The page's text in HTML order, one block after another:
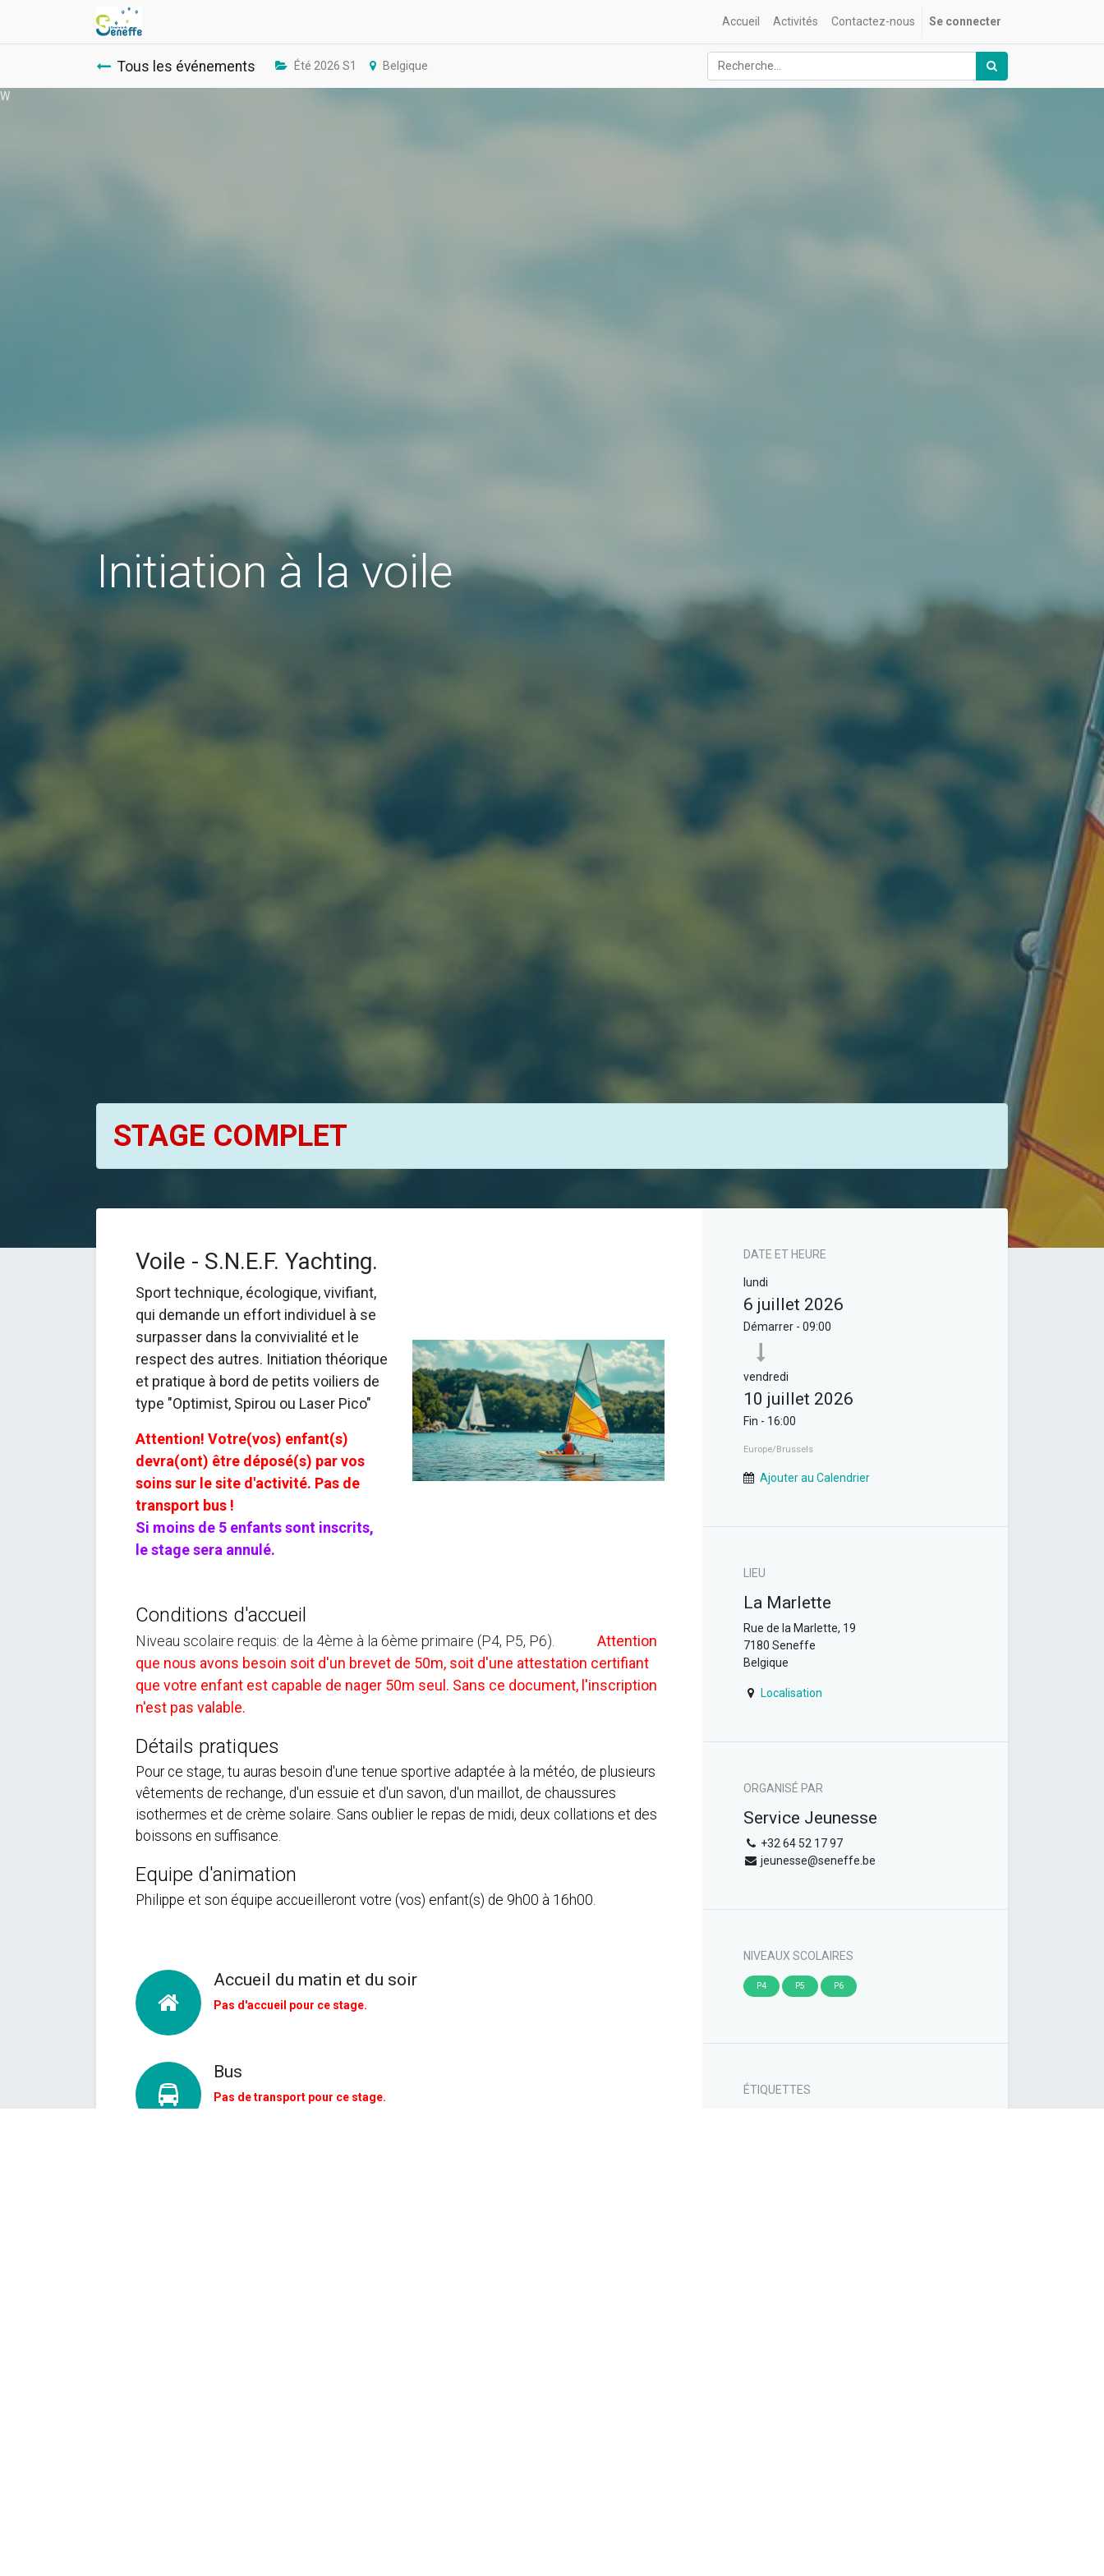
Accueil Activités Contactez-nous Se connecter
Tous les événements Été 2026 S1 Belgique
W
Initiation à la voile
STAGE COMPLET
Voile - S.N.E.F. Yachting.
Sport technique, écologique, vivifiant,
qui demande un effort individuel à se
surpasser dans la convivialité et le
respect des autres. Initiation théorique
et pratique à bord de petits voiliers de
type "Optimist, Spirou ou Laser Pico"
Attention! Votre(vos) enfant(s)
devra(ont) être déposé(s) par vos
soins sur le site d'activité. Pas de
transport bus !
Si moins de 5 enfants sont inscrits,
le stage sera annulé.
Conditions d'accueil
Niveau scolaire requis: de la 4ème à la 6ème primaire (P4, P5, P6). Attention
que nous avons besoin soit d'un brevet de 50m, soit d'une attestation certifiant
que votre enfant est capable de nager 50m seul. Sans ce document, l'inscription
n'est pas valable.
Détails pratiques
Pour ce stage, tu auras besoin d'une tenue sportive adaptée à la météo, de plusieurs
vêtements de rechange, d'un essuie et d'un savon, d'un maillot, de chaussures
isothermes et de crème solaire. Sans oublier le repas de midi, deux collations et des
boissons en suffisance.
Equipe d'animation
Philippe et son équipe accueilleront votre (vos) enfant(s) de 9h00 à 16h00.
Accueil du matin et du soir
Pas d'accueil pour ce stage.
Bus
Pas de transport pour ce stage.
DATE ET HEURE
lundi
6 juillet 2026
Démarrer - 09:00
vendredi
10 juillet 2026
Fin - 16:00
Europe/Brussels
Ajouter au Calendrier
LIEU
La Marlette
Rue de la Marlette, 19
7180 Seneffe
Belgique
Localisation
ORGANISÉ PAR
Service Jeunesse
+32 64 52 17 97
jeunesse@seneffe.be
NIVEAUX SCOLAIRES
P4 P5 P6
ÉTIQUETTES